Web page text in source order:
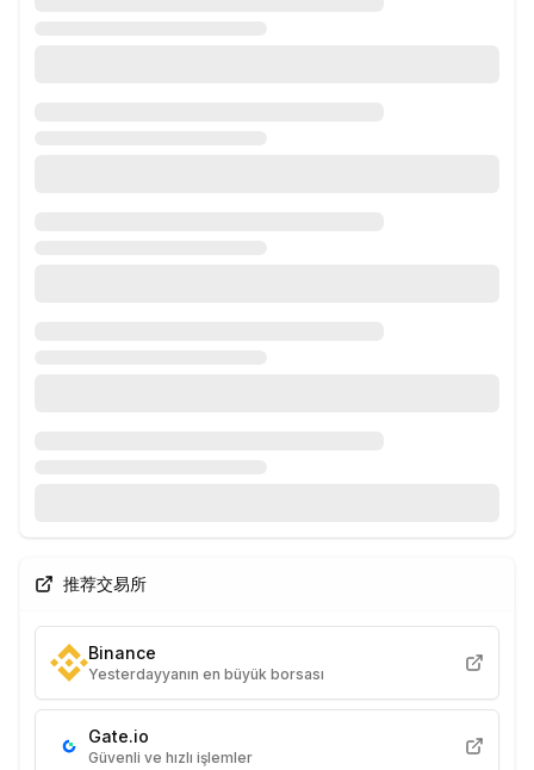
推荐交易所
Binance
Yesterdayyanın en büyük borsası
Gate.io
Güvenli ve hızlı işlemler